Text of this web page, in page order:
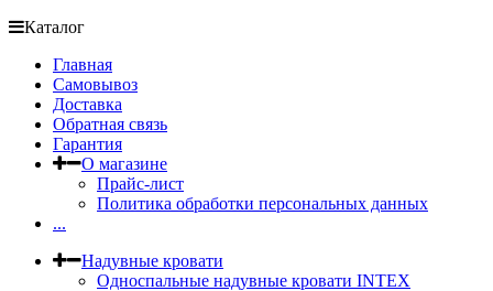
Каталог
Главная
Самовывоз
Доставка
Обратная связь
Гарантия
О магазине
Прайс-лист
Политика обработки персональных данных
...
Надувные кровати
Односпальные надувные кровати INTEX